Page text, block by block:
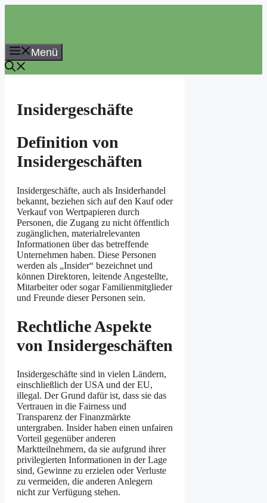
Menü
Insidergeschäfte
Definition von
Insidergeschäften
Insidergeschäfte, auch als Insiderhandel
bekannt, beziehen sich auf den Kauf oder
Verkauf von Wertpapieren durch
Personen, die Zugang zu nicht öffentlich
zugänglichen, materialrelevanten
Informationen über das betreffende
Unternehmen haben. Diese Personen
werden als „Insider“ bezeichnet und
können Direktoren, leitende Angestellte,
Mitarbeiter oder sogar Familienmitglieder
und Freunde dieser Personen sein.
Rechtliche Aspekte
von Insidergeschäften
Insidergeschäfte sind in vielen Ländern,
einschließlich der USA und der EU,
illegal. Der Grund dafür ist, dass sie das
Vertrauen in die Fairness und
Transparenz der Finanzmärkte
untergraben. Insider haben einen unfairen
Vorteil gegenüber anderen
Marktteilnehmern, da sie aufgrund ihrer
privilegierten Informationen in der Lage
sind, Gewinne zu erzielen oder Verluste
zu vermeiden, die anderen Anlegern
nicht zur Verfügung stehen.